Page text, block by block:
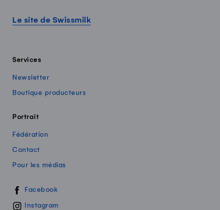
Le site de Swissmilk
Services
Newsletter
Boutique producteurs
Portrait
Fédération
Contact
Pour les médias
Swissmilk sur les réseaux sociaux
Facebook
Instagram